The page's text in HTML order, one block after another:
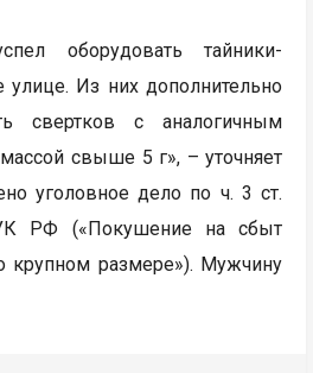
оборудовать тайники-
улице. Из них дополнительно
свeртков с аналогичным
свыше 5 г», – уточняет
уголовное дело по ч. 3 ст.
РФ («Покушение на сбыт
крупном размере»). Мужчину